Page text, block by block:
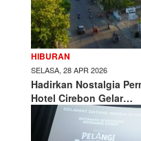
HIBURAN
SELASA, 28 APR 2026
Hadirkan Nostalgia
Hotel Cirebon Gelar…